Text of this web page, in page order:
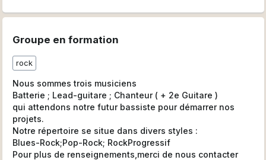
Groupe en formation
rock
Nous sommes trois musiciens
Batterie ; Lead-guitare ; Chanteur ( + 2e Guitare )
qui attendons notre futur bassiste pour démarrer nos
projets.
Notre répertoire se situe dans divers styles :
Blues-Rock;Pop-Rock; RockProgressif
Pour plus de renseignements,merci de nous contacter